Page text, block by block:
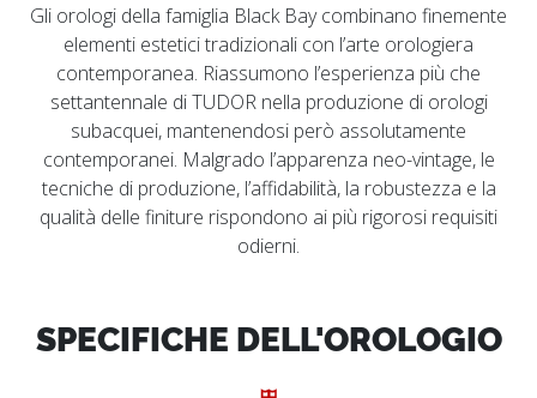
Gli orologi della famiglia Black Bay combinano finemente
elementi estetici tradizionali con l’arte orologiera
contemporanea. Riassumono l’esperienza più che
settantennale di TUDOR nella produzione di orologi
subacquei, mantenendosi però assolutamente
contemporanei. Malgrado l’apparenza neo-vintage, le
tecniche di produzione, l’affidabilità, la robustezza e la
qualità delle finiture rispondono ai più rigorosi requisiti
odierni.
SPECIFICHE DELL'OROLOGIO